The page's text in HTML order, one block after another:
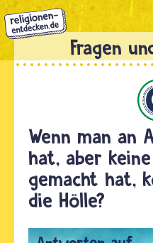
Direkt
zum
Inhalt
Wenn man an
hat, aber
gemacht hat,
die Hölle?